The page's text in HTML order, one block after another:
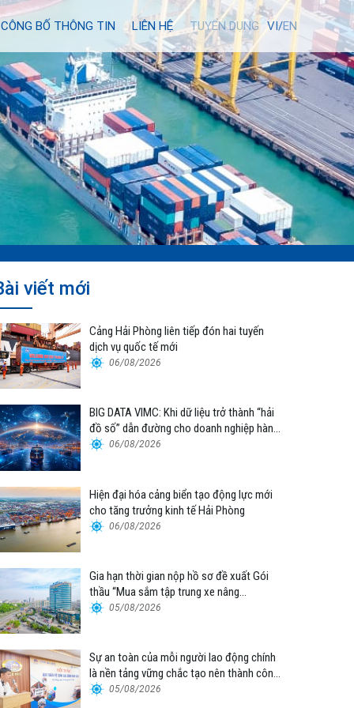
CÔNG BỐ THÔNG TIN LIÊN HỆ TUYỂN DỤNG VI/EN
viết mới
Cảng Hải Phòng liên tiếp đón hai tuyến
dịch vụ quốc tế mới
06/08/2026
BIG DATA VIMC: Khi dữ liệu trở thành “hải
đồ số” dẫn đường cho doanh nghiệp hàng
hải 06/08/2026
Hiện đại hóa cảng biển tạo động lực mới
cho tăng trưởng kinh tế Hải Phòng
06/08/2026
Gia hạn thời gian nộp hồ sơ đề xuất Gói
thầu “Mua sắm tập trung xe nâng
container thuộc Tổng công ty Hàng hải
05/08/2026
Sự an toàn của mỗi người lao động chính
là nền tảng vững chắc tạo nên thành công
của Cảng Đà Nẵng
05/08/2026